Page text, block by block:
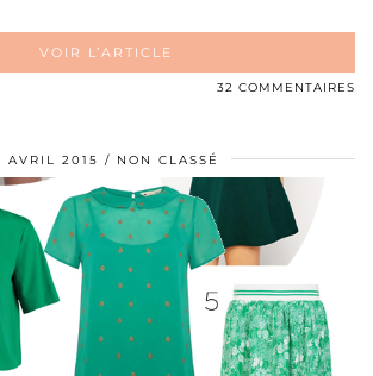
VOIR L’ARTICLE
32 COMMENTAIRES
AVRIL 2015 NON CLASSÉ